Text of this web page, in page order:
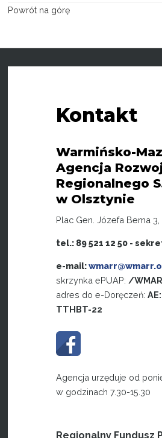
Powrót na górę
Kontakt
Warmińsko-
Agencja
Regionalnego
w Olsztynie
Plac Gen. Józefa Bema
tel.: 89 521 12 50 -
e-mail:
skrzynka ePUAP:/
adres do e-Doręczeń:
TTHBT-22
Agencja urzęduje od
w godzinach 7.30-15.30
Regionalny Fundusz